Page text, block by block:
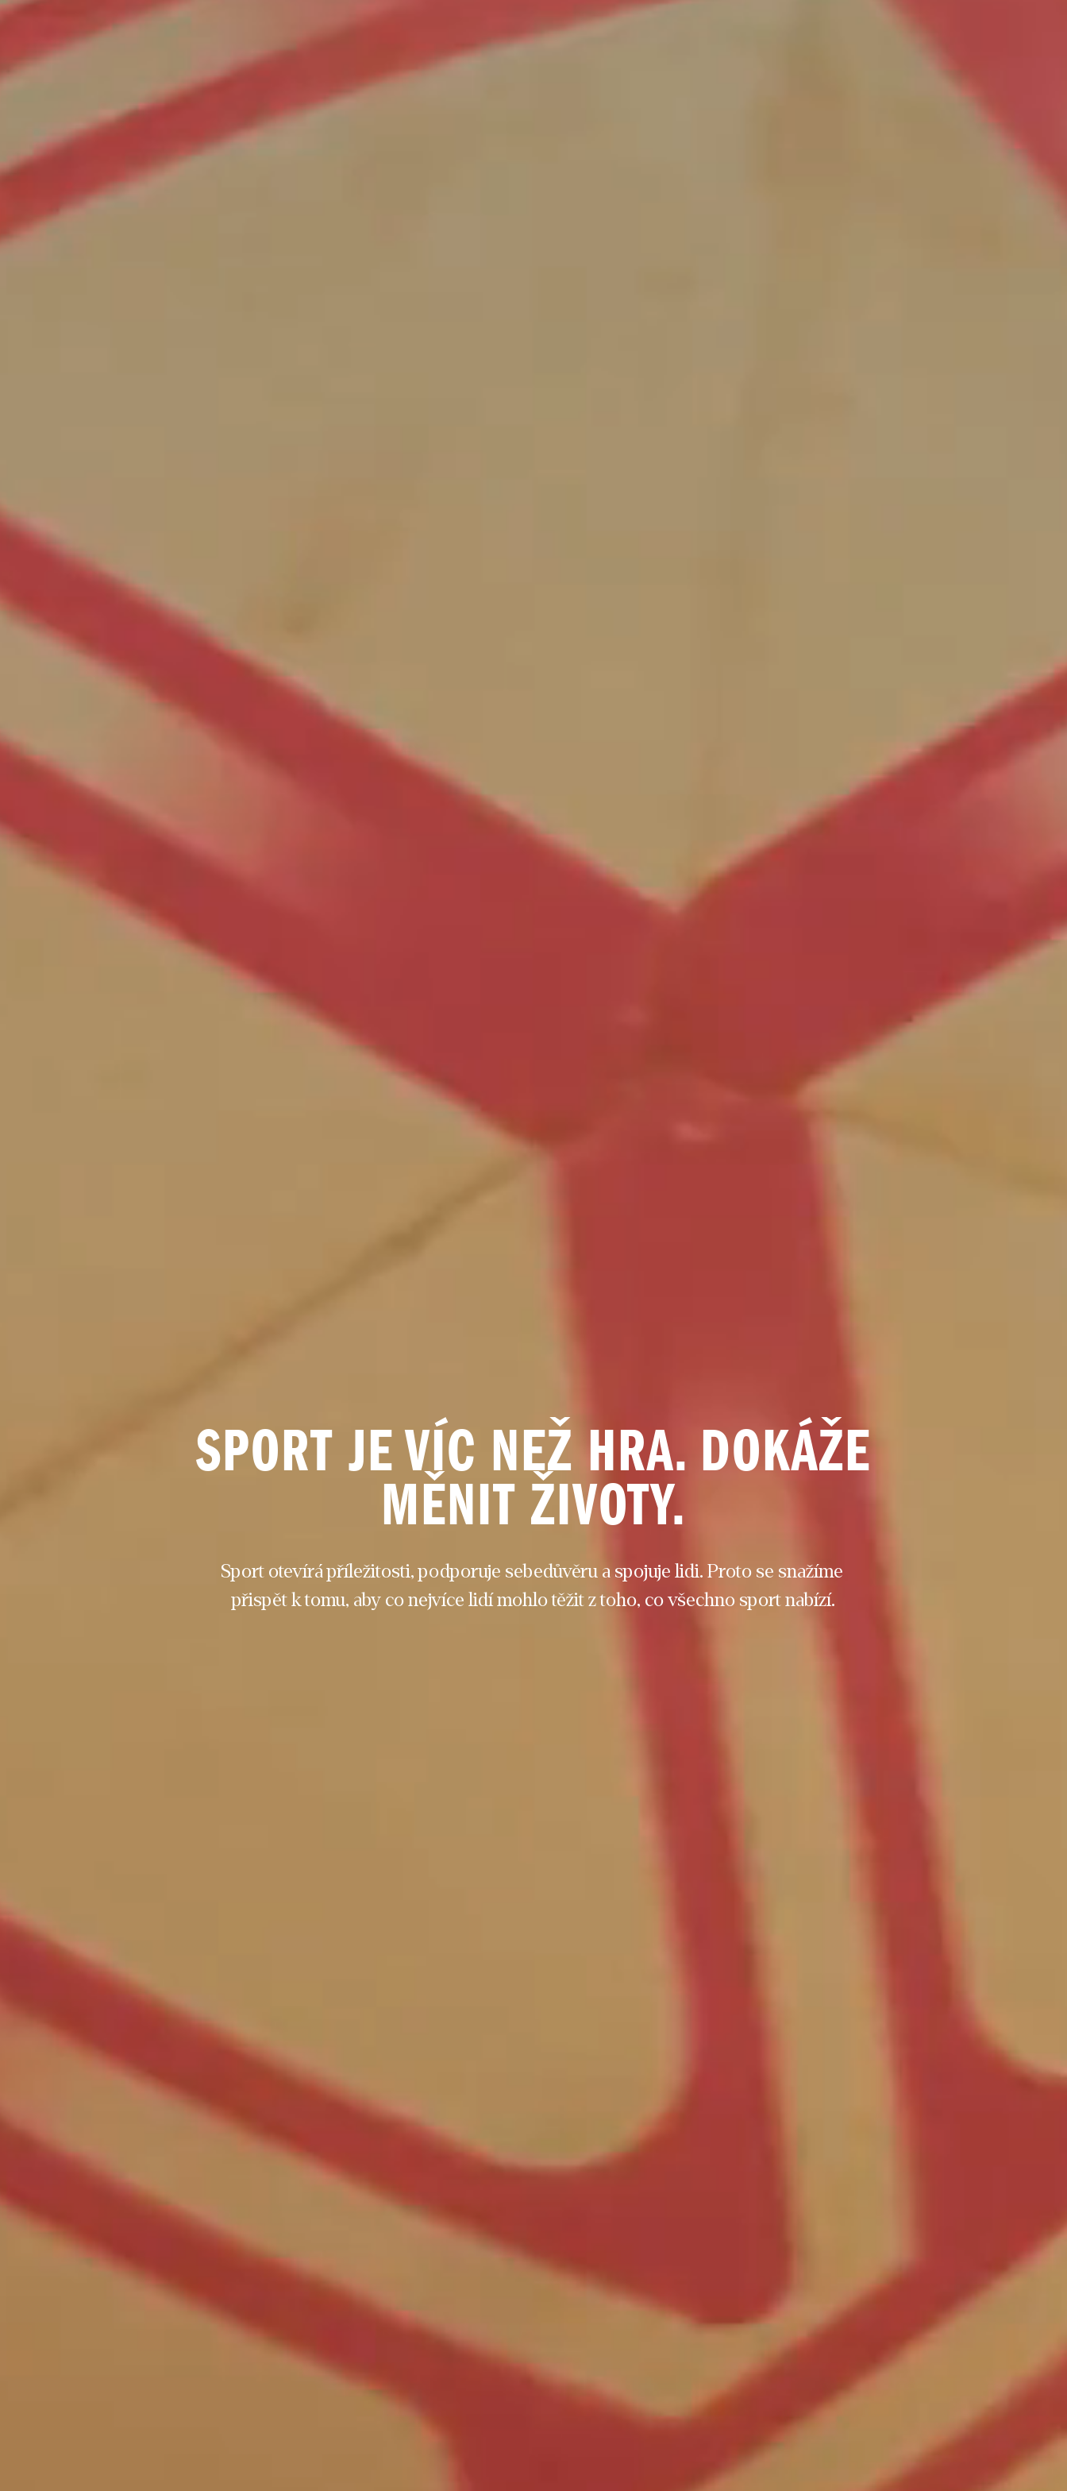
SPORT JE VÍC NEŽ HRA. DOKÁŽE
MĚNIT ŽIVOTY.
Sport otevírá příležitosti, podporuje sebedůvěru a spojuje lidi. Proto se snažíme
přispět k tomu, aby co nejvíce lidí mohlo těžit z toho, co všechno sport nabízí.